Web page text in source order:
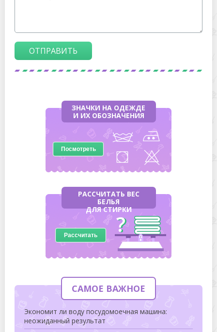
ОТПРАВИТЬ
ЗНАЧКИ НА ОДЕЖДЕ
И ИХ ОБОЗНАЧЕНИЯ
Посмотреть
РАССЧИТАТЬ ВЕС
БЕЛЬЯ
ДЛЯ СТИРКИ
Рассчитать
САМОЕ ВАЖНОЕ
Экономит ли воду посудомоечная машина:
неожиданный результат